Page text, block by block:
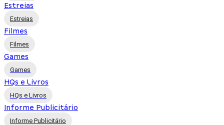
Estreias
Estreias
Filmes
Filmes
Games
Games
HQs e Livros
HQs e Livros
Informe Publicitário
Informe Publicitário